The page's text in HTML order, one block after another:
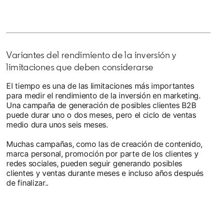
Variantes del rendimiento de la inversión y
limitaciones que deben considerarse
El tiempo es una de las limitaciones más importantes
para medir el rendimiento de la inversión en marketing.
Una campaña de generación de posibles clientes B2B
puede durar uno o dos meses, pero el ciclo de ventas
medio dura unos seis meses.
Muchas campañas, como las de creación de contenido,
marca personal, promoción por parte de los clientes y
redes sociales, pueden seguir generando posibles
clientes y ventas durante meses e incluso años después
de finalizar..